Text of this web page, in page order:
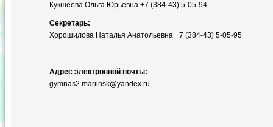
Кукшеева Ольга Юрьевна +7 (384-43) 5-05-94
Секретарь:
Хорошилова Наталья Анатольевна +7 (384-43) 5-05-95
Адрес электронной почты:
gymnas2.mariinsk@yandex.ru